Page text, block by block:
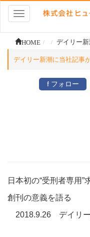
Toggle
navigation
HOME デイリー
デイリー新潮に当社記事
f フォロー
日本初の“受刑者専用
創刊の意義を語る
2018.9.26 デイリ